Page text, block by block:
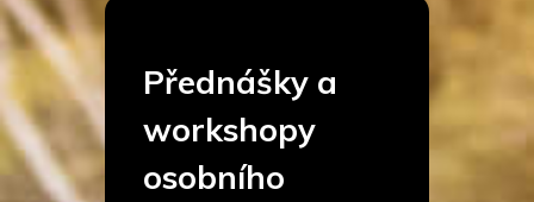
Přednášky a
workshopy
osobního